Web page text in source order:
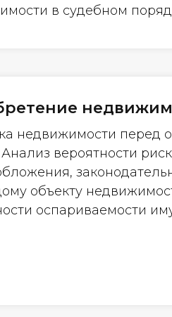
в судебном
недвижимости перед
вероятности
объекту
оспариваемости